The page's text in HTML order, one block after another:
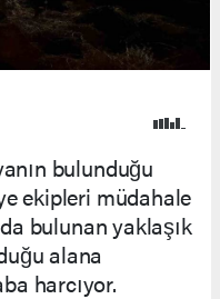
bulunduğu
ekipleri müdahale
bulunan yaklaşık
alana
harcıyor.